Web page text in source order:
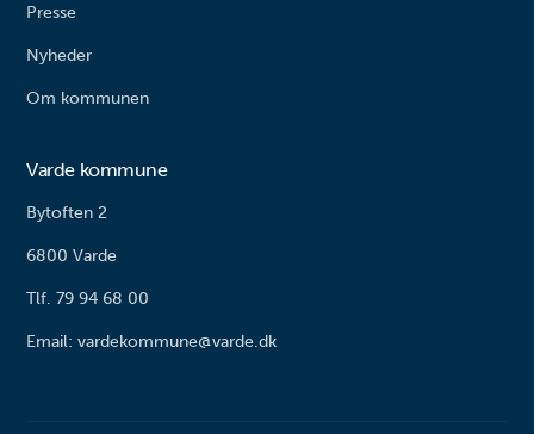
Presse
Nyheder
Om kommunen
Varde kommune
Bytoften 2
6800 Varde
Tlf. 79 94 68 00
Email: vardekommune@varde.dk